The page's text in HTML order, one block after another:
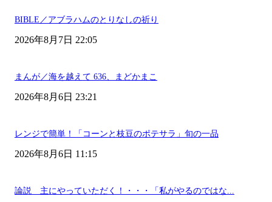
BIBLE／アブラハムのとりなしの祈り
2026年8月7日 22:05
まんが／海を越えて 636、まどかまこ
2026年8月6日 23:21
レンジで簡単！「コーンと枝豆のポテサラ」旬の一品
2026年8月6日 11:15
論説 主にやっていただく！・・・「私がやるのではな...